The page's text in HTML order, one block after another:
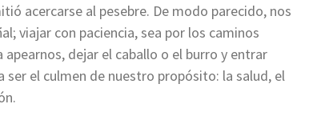
acercarse al pesebre. De modo parecido, nos
viajar con paciencia, sea por los caminos
dejar el caballo o el burro y entrar
ser el culmen de nuestro propósito: la salud, el